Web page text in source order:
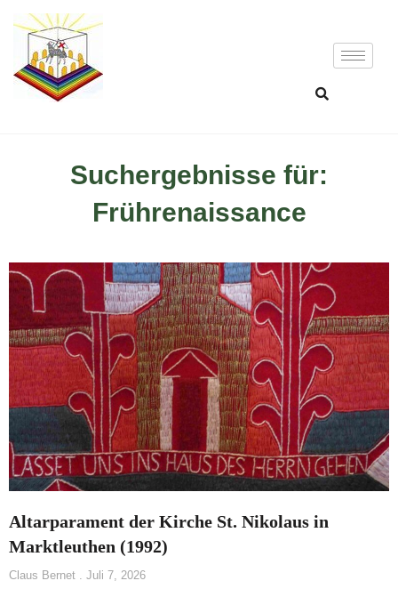
Suchergebnisse für:
Frührenaissance
Altarparament der Kirche St. Nikolaus in
Marktleuthen (1992)
Claus Bernet Juli 7, 2026